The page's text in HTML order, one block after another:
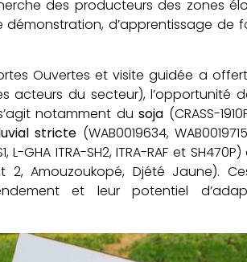
des producteurs des zones
d’apprentissage de
Ouvertes et visite guidée a
acteurs du secteur), l’opportunité
notamment dusoja (CRASS-
stricte (WAB0019634,
L-GHA ITRA-SH2, ITRA-RAF et
2, Amouzoukopé, Djété Jaune).
et leur potentiel